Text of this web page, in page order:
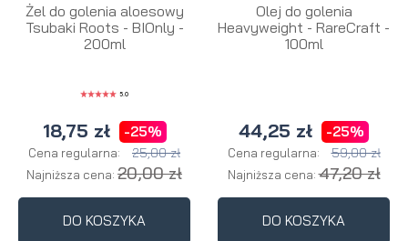
Żel do golenia aloesowy
Tsubaki Roots - BIOnly -
200ml
5.0
18,75 zł -25%
Cena regularna: 25,00 zł
Najniższa cena: 20,00 zł
DO KOSZYKA
Olej do golenia
Heavyweight - RareCraft -
100ml
44,25 zł -25%
Cena regularna: 59,00 zł
Najniższa cena:47,20 zł
DO KOSZYKA